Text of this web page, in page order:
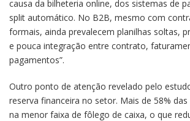
causa da bilheteria online, dos sistemas de
split automático. No B2B, mesmo com
formais, ainda prevalecem planilhas soltas,
e pouca integração entre contrato,
pagamentos”.
Outro ponto de atenção revelado pelo
reserva financeira no setor. Mais de 58%
na menor faixa de fôlego de caixa, o que